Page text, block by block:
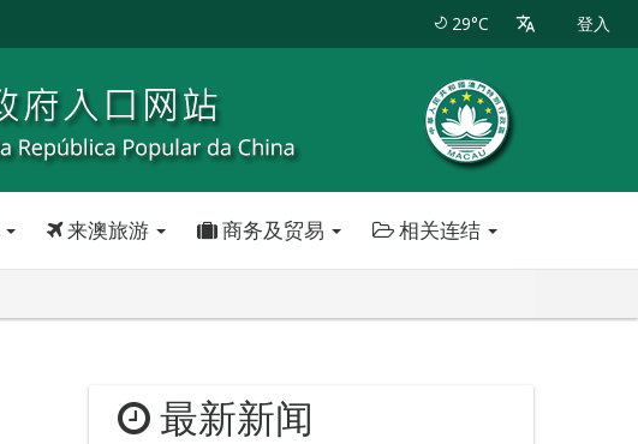
29°C 登入
来澳旅游 商务及贸易 相关连结
最新新闻